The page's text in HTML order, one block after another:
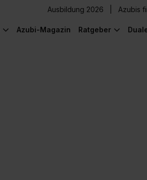
Ausbildung 2026 Azubis
Azubi-Magazin Ratgeber